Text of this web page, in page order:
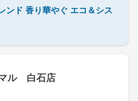
ンド 香り華やぐ エコ＆シス
ル 白石店